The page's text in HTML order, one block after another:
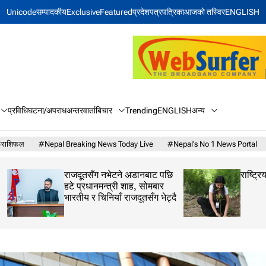
Unicodeसम्पादकीयExclusiveFeaturedप्रदेशपत्रपत्रिकाआजकाे तस्विरENGLISH
प्रविधिघटना/अपराधअन्तरवार्ताबिचार TrendingENGLISHअन्य
#Nepal Breaking News Today Live #Nepal’s No 1 News Portal
राजदूतसँग नभेटने अडानबाट पछि
हटे प्रधानमन्त्री शाह, सोमबार
भारतीय र चिनियाँ राजदूतसँग भेट्दै
राष्ट्रिय भू संरक्षण